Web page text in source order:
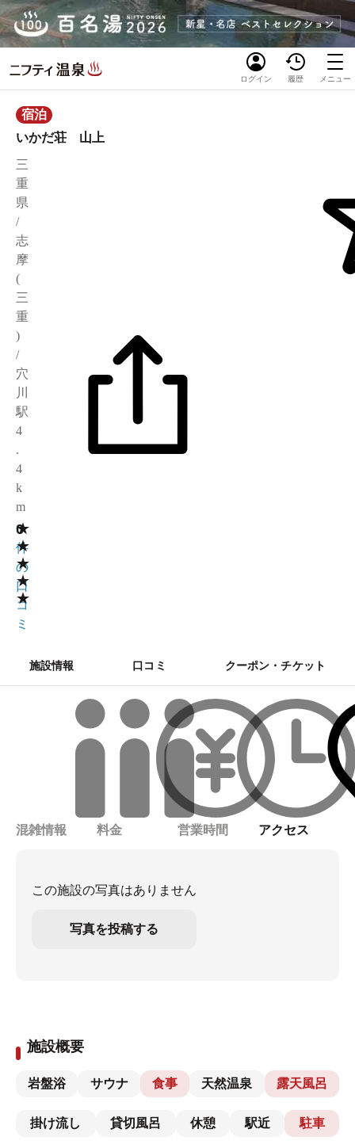
ログイン 履歴 メニュー
宿泊
いかだ荘 山上
三
重
県
/
志
摩
(
三
重
)
/
穴
川
駅
4
.
4
k
m
★
★
★
★
★
0
0
件
の
口
コ
ミ
施設情報 口コミ クーポン・チケット
混雑情報 料金 営業時間 アクセス
この施設の写真はありません
写真を投稿する
施設概要
岩盤浴 サウナ 食事 天然温泉 露天風呂
掛け流し 貸切風呂 休憩 駅近 駐車